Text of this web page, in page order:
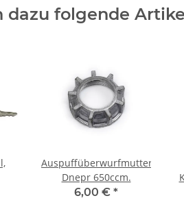
dazu folgende
Auspuffüberwurfmutter
Dnepr 650ccm.
6,00 € *